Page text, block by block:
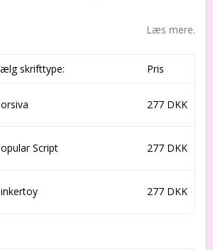
Læs mere.
skrifttype: Pris
277 DKK
Script 277 DKK
277 DKK